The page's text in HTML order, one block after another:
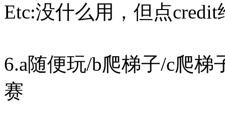
Etc:没什么用，但点
6.a随便玩/b爬梯子/c爬
赛